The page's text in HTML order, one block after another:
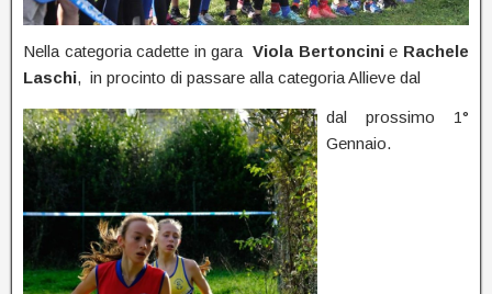
Nella categoria cadette in garaViola Bertoncinie Rachele
Laschi, in procinto di passare alla categoria Allieve dal
dal prossimo 1°
Gennaio.